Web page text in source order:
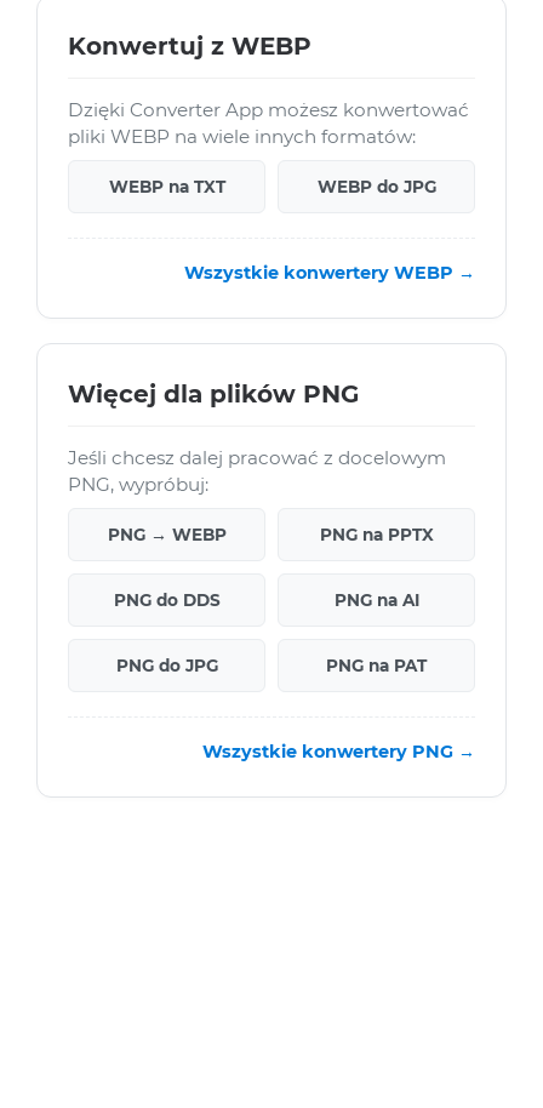
Konwertuj z WEBP
Dzięki Converter App możesz konwertować
pliki WEBP na wiele innych formatów:
WEBP na TXT WEBP do JPG
Wszystkie konwertery WEBP →
Więcej dla plików PNG
Jeśli chcesz dalej pracować z docelowym
PNG, wypróbuj:
PNG → WEBP PNG na PPTX
PNG do DDS PNG na AI
PNG do JPG PNG na PAT
Wszystkie konwertery PNG →